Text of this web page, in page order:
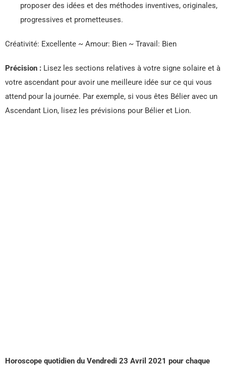
proposer des idées et des méthodes inventives, originales,
progressives et prometteuses.
Créativité: Excellente ~ Amour: Bien ~ Travail: Bien
Précision : Lisez les sections relatives à votre signe solaire et à
votre ascendant pour avoir une meilleure idée sur ce qui vous
attend pour la journée. Par exemple, si vous êtes Bélier avec un
Ascendant Lion, lisez les prévisions pour Bélier et Lion.
Horoscope quotidien du Vendredi 23 Avril 2021 pour chaque